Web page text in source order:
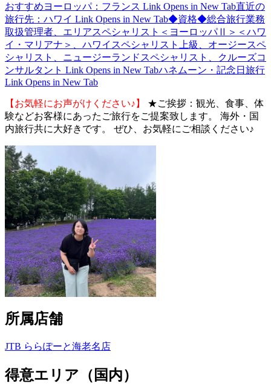
おすすめヨーロッパ：フランス Link Opens in New Tab直近の
旅行先：ハワイ Link Opens in New Tab◆資格◆総合旅行業務
取扱管理者、エリアスペシャリスト＜ヨーロッパⅡ＞＜ハワ
イ・マリアナ＞、ハワイスペシャリスト上級、オージースペ
シャリスト、ニュージーランドスペシャリスト、クルーズコ
ンサルタント Link Opens in New Tabハネムーン・記念日旅行
Link Opens in New Tab
【お気軽にお声がけください♪】
★ご挨拶：観光、食事、体
験などお客様にあったご旅行をご提案致します。 海外・国
内旅行共に大好きです。 ぜひ、お気軽にご相談ください♪
所属店舗
JTB ららぽーと海老名店
得意エリア（国内）